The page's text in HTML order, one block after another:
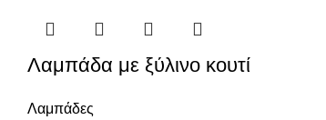
Λαμπάδα με ξύλινο κουτί
Λαμπάδες